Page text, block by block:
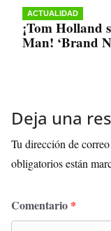
ACTUALIDAD
¡Tom Holland
Man! ‘Brand
Deja una
Tu dirección de
obligatorios están
Comentario *